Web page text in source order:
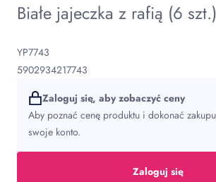
Białe jajeczka z rafią (6 szt.)
YP7743
5902934217743
Zaloguj się, aby zobaczyć ceny
Aby poznać cenę produktu i dokonać
swoje konto.
Zaloguj się